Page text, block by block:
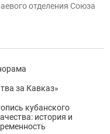
отделения Союза
за Кавказ»
кубанского
история и